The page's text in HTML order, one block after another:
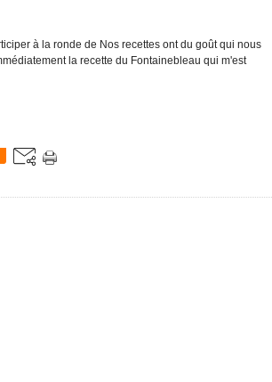
à la ronde de Nos recettes ont du goût qui nous
la recette du Fontainebleau qui m'est